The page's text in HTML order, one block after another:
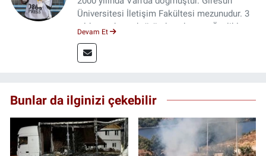
Üniversitesi İletişim Fakültesi mezunudur. 3
yıldır medya sektöründe çalışıyor. Özelikle
Devam Et
Bunlar da ilginizi çekebilir